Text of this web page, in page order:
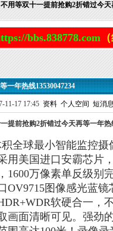
用等双十一提前抢购2折错过今天
bbs.838778.com
一年热线13530047234
11-17 17:45 资料 个人空间 短消
提前抢购2折错过今天再等一年热
全球最小智能监控
用美国进口安霸芯片
1600万像素单反级别
OV9715图像感光蓝
软硬合一，
画面清晰可见。强劲